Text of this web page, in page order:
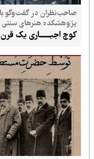
صاحب‌نظران در گفت‌وگو با «پیام
پژوهشکده هنرهای سنتی به
کوچ اجبـــــــاری یک قرن هنر